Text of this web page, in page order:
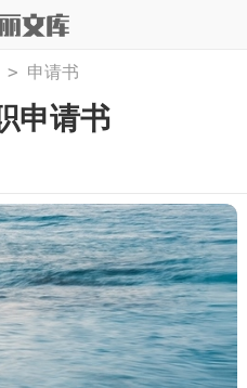
> 申请书
申请书